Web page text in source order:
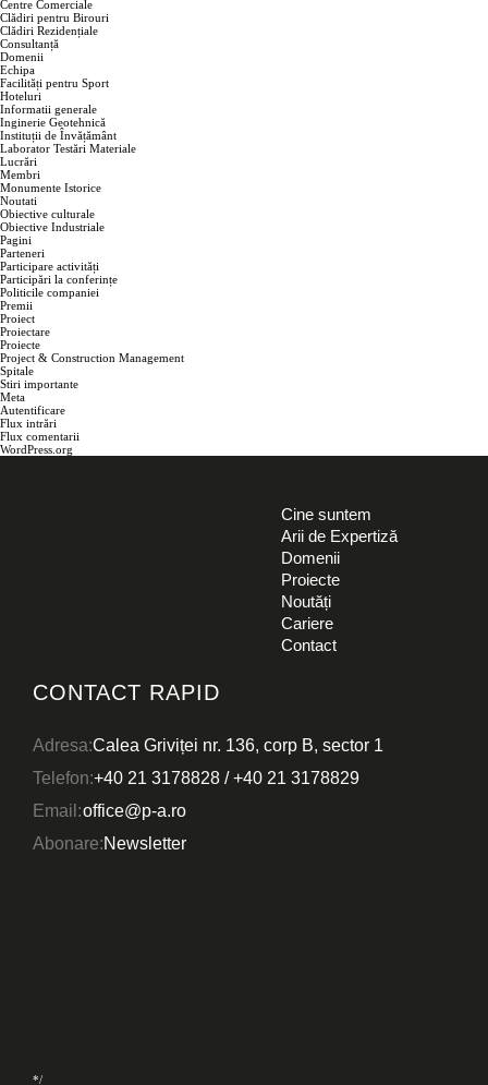
Centre Comerciale
Clădiri pentru Birouri
Clădiri Rezidențiale
Consultanță
Domenii
Echipa
Facilități pentru Sport
Hoteluri
Informatii generale
Inginerie Geotehnică
Instituții de Învățământ
Laborator Testări Materiale
Lucrări
Membri
Monumente Istorice
Noutati
Obiective culturale
Obiective Industriale
Pagini
Parteneri
Participare activități
Participări la conferințe
Politicile companiei
Premii
Proiect
Proiectare
Proiecte
Project & Construction Management
Spitale
Stiri importante
Meta
Autentificare
Flux intrări
Flux comentarii
WordPress.org
Cine suntem
Arii de Expertiză
Domenii
Proiecte
Noutăți
Cariere
Contact
CONTACT RAPID
Adresa:Calea Griviței nr. 136, corp B, sector 1
Telefon:+40 21 3178828/+40 21 3178829
Email:office@p-a.ro
Abonare:Newsletter
*/